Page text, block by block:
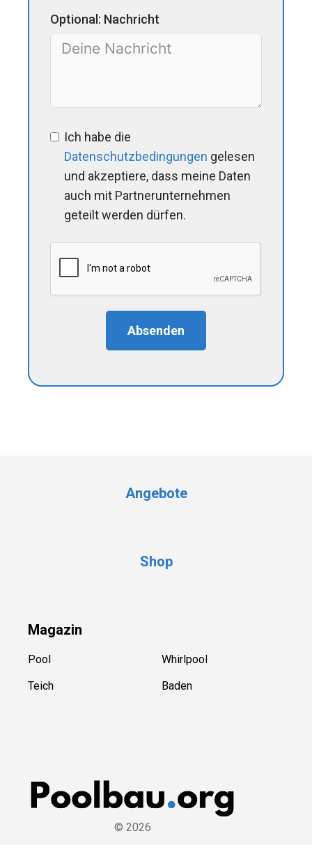
Optional: Nachricht
Ich habe die
Datenschutzbedingungen gelesen
und akzeptiere, dass meine Daten
auch mit Partnerunternehmen
geteilt werden dürfen.
Absenden
Angebote
Shop
Magazin
Pool
Teich
Whirlpool
Baden
© 2026